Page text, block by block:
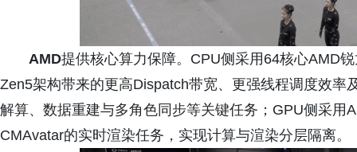
AMD提供核心算力保障。CPU侧采用64核心AMD
Zen5架构带来的更高Dispatch带宽、更强线程调度效率
解算、数据重建与多角色同步等关键任务；GPU侧采用
CMAvatar的实时渲染任务，实现计算与渲染分层隔离。